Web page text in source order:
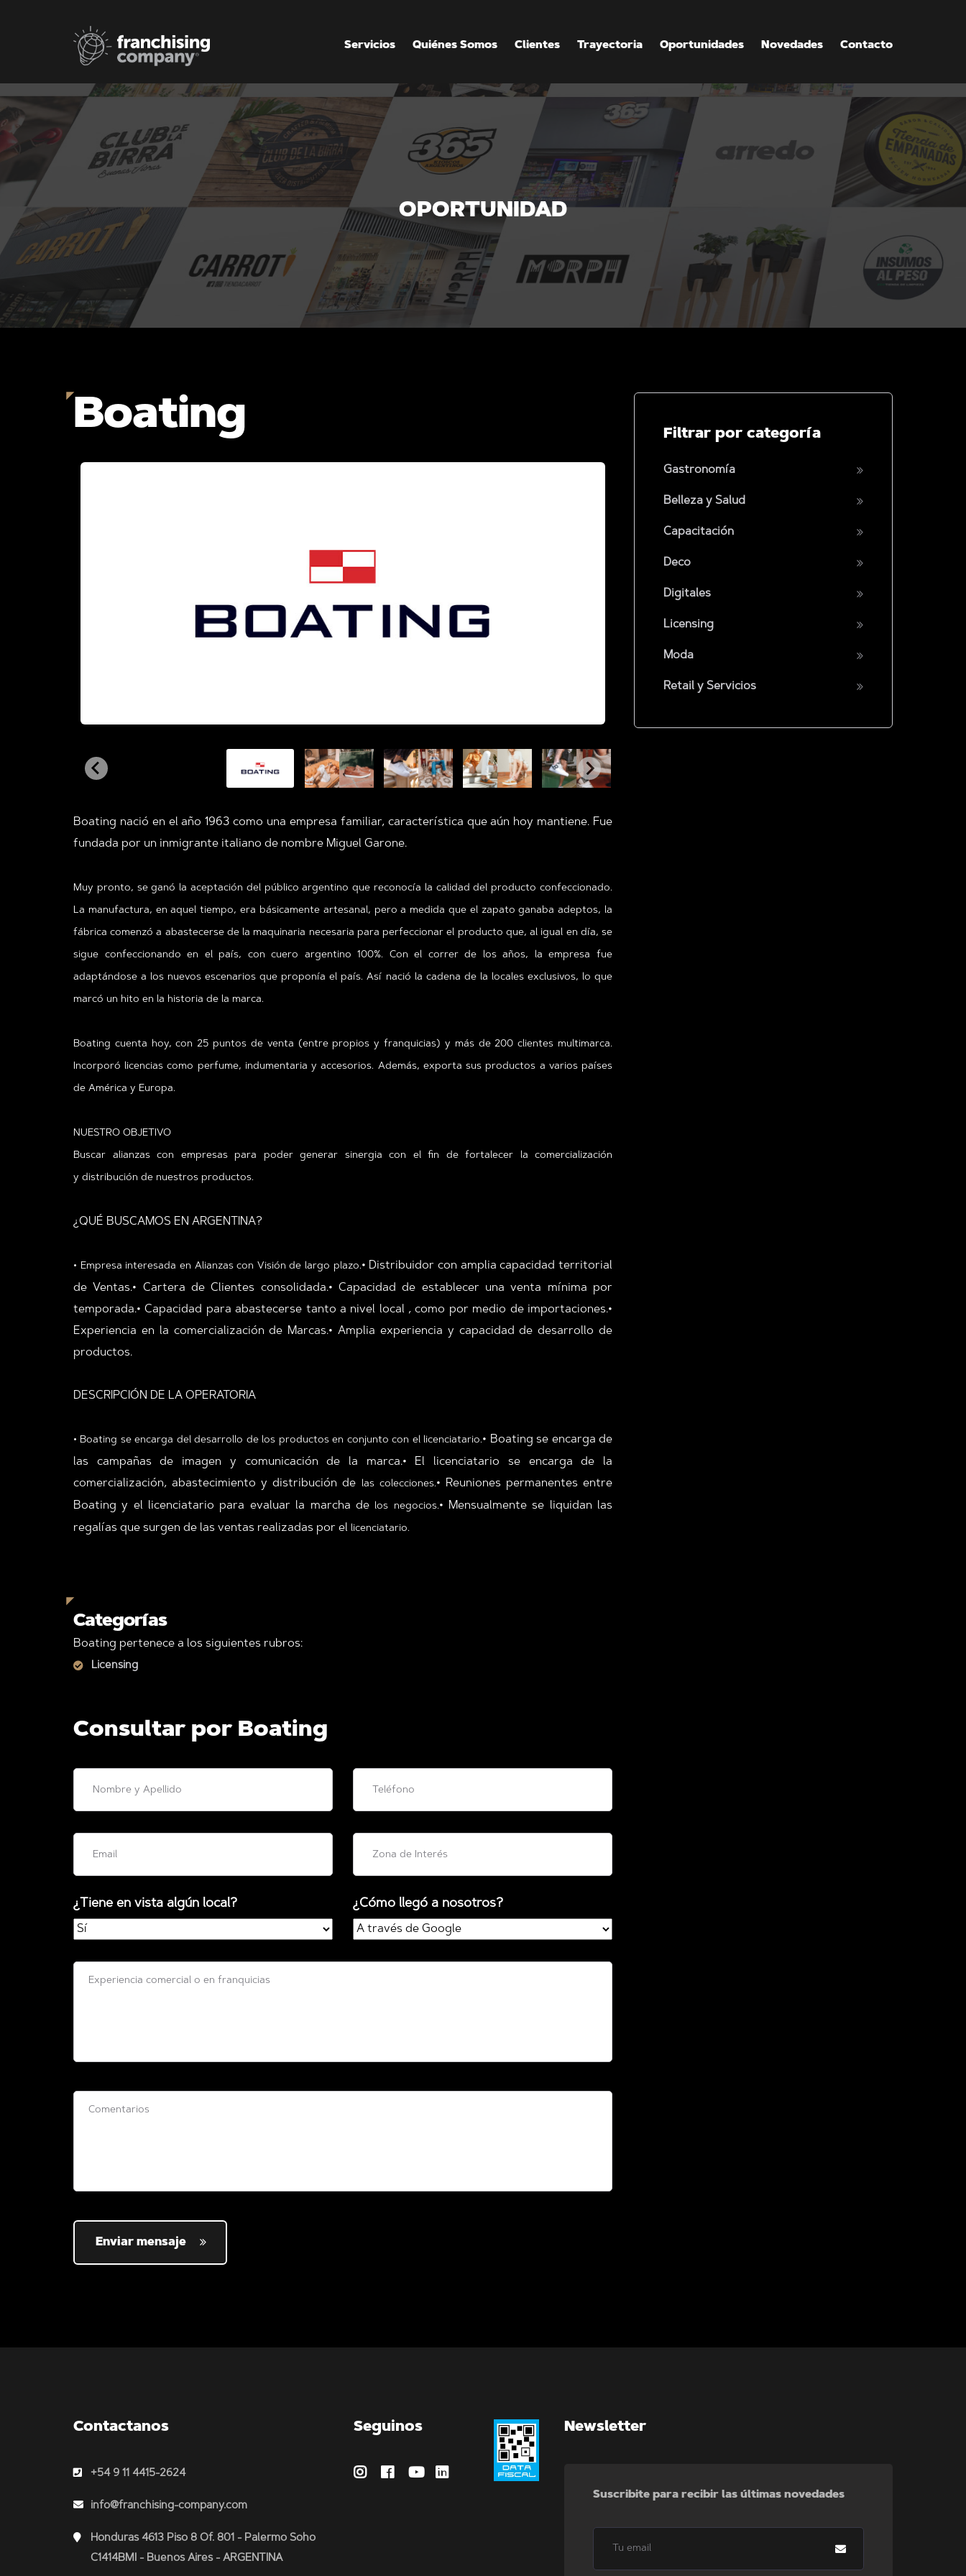
Servicios Quiénes Somos Clientes Trayectoria Oportunidades Novedades Contacto
OPORTUNIDAD
Boating
Boating nació en el año 1963 como una empresa familiar, característica que aún hoy mantiene. Fue
fundada por un inmigrante italiano de nombre Miguel Garone.
Muy pronto, se ganó la aceptación del público argentino que reconocía la calidad del producto confeccionado.
La manufactura, en aquel tiempo, era básicamente artesanal, pero a medida que el zapato ganaba adeptos, la
fábrica comenzó a abastecerse de la maquinaria necesaria para perfeccionar el producto que, al igual en día, se
sigue confeccionando en el país, con cuero argentino 100%. Con el correr de los años, la empresa fue
adaptándose a los nuevos escenarios que proponía el país. Así nació la cadena de la locales exclusivos, lo que
marcó un hito en la historia de la marca.
Boating cuenta hoy, con 25 puntos de venta (entre propios y franquicias) y más de 200 clientes multimarca.
Incorporó licencias como perfume, indumentaria y accesorios. Además, exporta sus productos a varios países
de América y Europa.
NUESTRO OBJETIVO
Buscar alianzas con empresas para poder generar sinergia con el fin de fortalecer la comercialización
y distribución de nuestros productos.
¿QUÉ BUSCAMOS EN ARGENTINA?
• Empresa interesada en Alianzas con Visión de largo plazo.• Distribuidor con amplia capacidad territorial
de Ventas.• Cartera de Clientes consolidada.• Capacidad de establecer una venta mínima por
temporada.• Capacidad para abastecerse tanto a nivel local , como por medio de importaciones.•
Experiencia en la comercialización de Marcas.• Amplia experiencia y capacidad de desarrollo de
productos.
DESCRIPCIÓN DE LA OPERATORIA
• Boating se encarga del desarrollo de los productos en conjunto con el licenciatario.• Boating se encarga de
las campañas de imagen y comunicación de la marca.• El licenciatario se encarga de la
comercialización, abastecimiento y distribución de
las colecciones.• Reuniones permanentes entre
Boating y el licenciatario para evaluar la marcha de los negocios.• Mensualmente se liquidan las
regalías que surgen de las ventas realizadas por el licenciatario.
Categorías
Boating pertenece a los siguientes rubros:
Licensing
Consultar por Boating
¿Tiene en vista algún local? ¿Cómo llegó a nosotros?
Enviar mensaje
Filtrar por categoría
Gastronomía
Belleza y Salud
Capacitación
Deco
Digitales
Licensing
Moda
Retail y Servicios
Contactanos
+54 9 11 4415-2624
info@franchising-company.com
Honduras 4613 Piso 8 Of. 801 - Palermo Soho
C1414BMI - Buenos Aires - ARGENTINA
Seguinos Newsletter
Suscribite para recibir las últimas novedades